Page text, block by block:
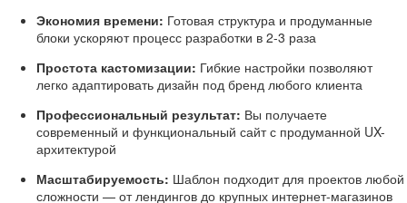
Экономия времени: Готовая структура и продуманные
блоки ускоряют процесс разработки в 2-3 раза
Простота кастомизации: Гибкие настройки позволяют
легко адаптировать дизайн под бренд любого клиента
Профессиональный результат: Вы получаете
современный и функциональный сайт с продуманной UX-
архитектурой
Масштабируемость: Шаблон подходит для проектов любой
сложности — от лендингов до крупных интернет-магазинов